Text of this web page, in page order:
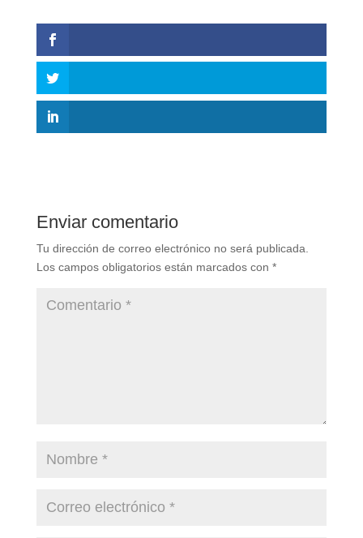
Enviar comentario
Tu dirección de correo electrónico no será publicada.
Los campos obligatorios están marcados con *